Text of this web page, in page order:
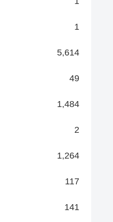
1
5,614
49
1,484
2
1,264
117
141